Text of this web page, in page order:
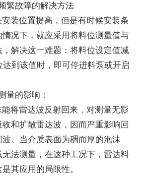
繁故障的解决方法
装位置提高，但是有时候安装条
况下，就应采用将料位测量值与
解决这一难题：将料位设定值减
达到该值时，即可停进料泵或开启
量的影响：
将雷达波反射回来，对测量无影
和扩散雷达波，因而严重影响回
。当介质表面为稠而厚的泡沫
法测量，在这种工况下，雷达料
其应用的局限性。